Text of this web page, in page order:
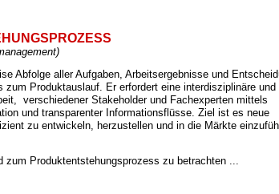
Abfolge aller Aufgaben, Arbeitsergebnisse und
zum Produktauslauf. Er erfordert eine interdisziplinäre und
verschiedener Stakeholder und Fachexperten mittels
und transparenter Informationsflüsse. Ziel ist es neue
zu entwickeln, herzustellen und in die Märkte
zum Produktentstehungsprozess zu betrachten ...